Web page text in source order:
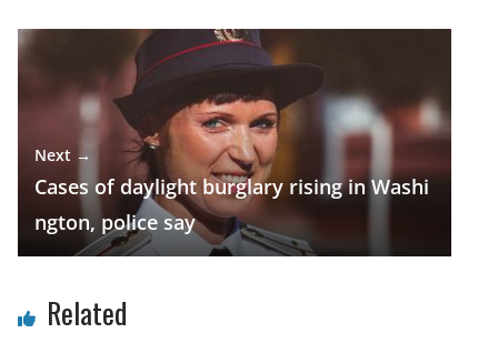
e
b
o
o
k
e
gr
a
m
at
s
A
p
p
k
e
dI
n
ar
Next →
Cases of daylight burglary rising in Washi
ngton, police say
Related